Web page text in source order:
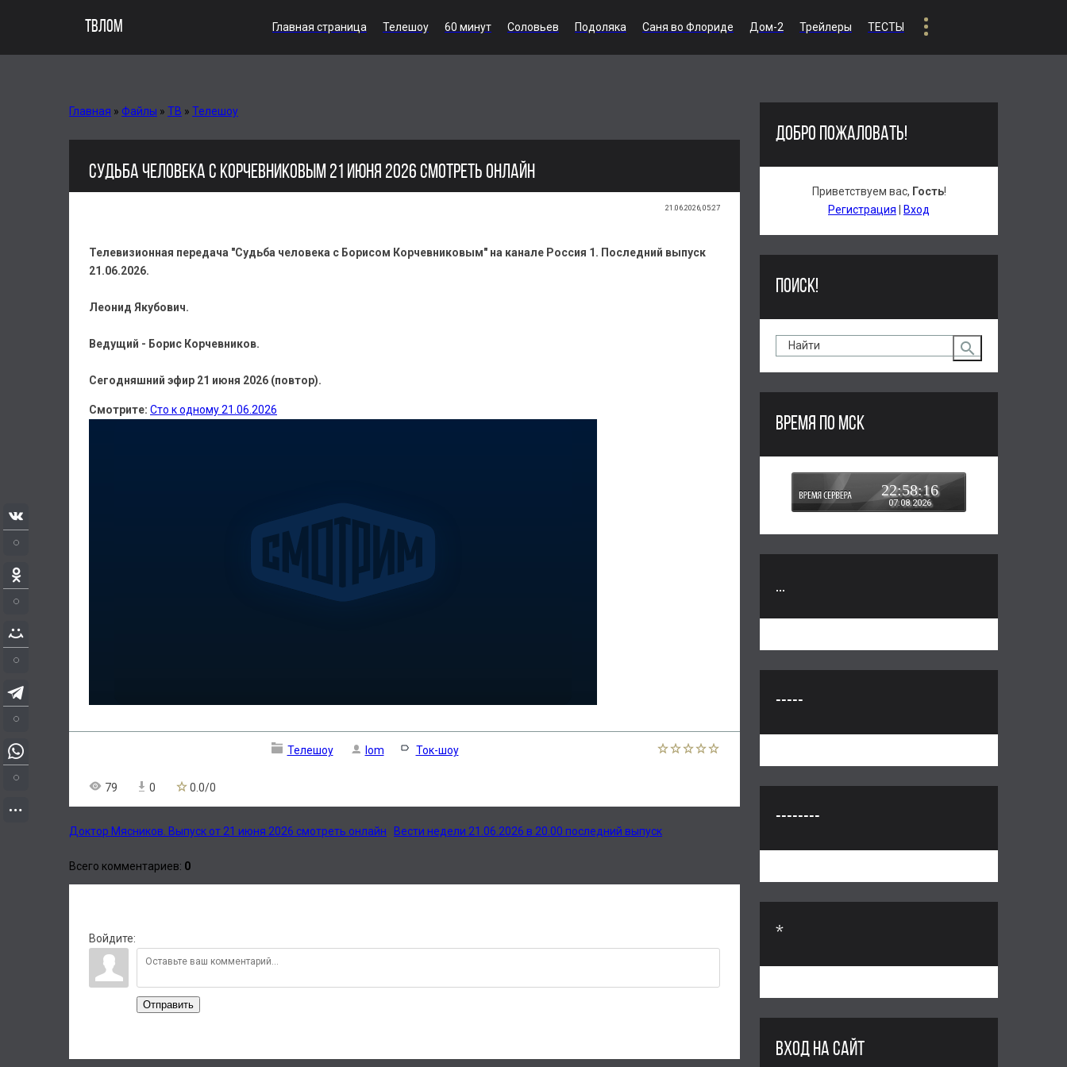
ТВЛОМ Главная страница Телешоу 60 минут Соловьев Подоляка Саня во Флориде Дом-2 Трейлеры ТЕСТЫ
Главная » Файлы » ТВ » Телешоу
СУДЬБА ЧЕЛОВЕКА С КОРЧЕВНИКОВЫМ 21 ИЮНЯ 2026 СМОТРЕТЬ ОНЛАЙН
21.06.2026, 05:27
Телевизионная передача "Судьба человека с Борисом Корчевниковым" на канале Россия 1. Последний выпуск
21.06.2026.
Леонид Якубович.
Ведущий - Борис Корчевников.
Сегодняшний эфир 21 июня 2026 (повтор).
Смотрите: Сто к одному 21.06.2026
Телешоу lom Ток-шоу
79 0 0.0/0
Доктор Мясников. Выпуск от 21 июня 2026 смотреть онлайн Вести недели 21.06.2026 в 20.00 последний выпуск
Всего комментариев: 0
Войдите:
Отправить
ДОБРО ПОЖАЛОВАТЬ!
Приветствуем вас, Гость!
Регистрация
Вход
ПОИСК!
ВРЕМЯ ПО МСК
22:58:16
07.08.2026
...
-----
--------
*
ВХОД НА САЙТ